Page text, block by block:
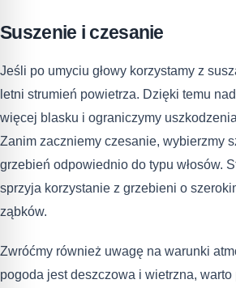
Suszenie i czesanie
Jeśli po umyciu głowy korzystamy z
letni strumień powietrza. Dzięki temu
więcej blasku i ograniczymy
Zanim zaczniemy czesanie, wybierzmy
grzebień odpowiednio do typu włosów.
sprzyja korzystanie z grzebieni o
ząbków.
Zwróćmy również uwagę na warunki
pogoda jest deszczowa i wietrzna, warto